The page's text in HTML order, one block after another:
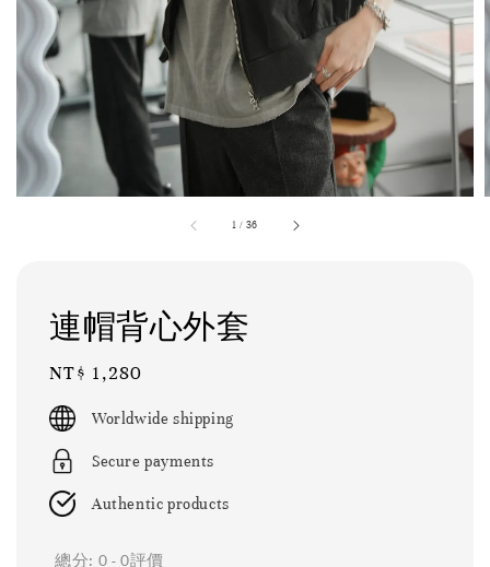
1 / 36
連帽背心外套
Regular
price
NT$ 1,280
Worldwide shipping
Secure payments
Authentic products
總分: 0 - 0評價